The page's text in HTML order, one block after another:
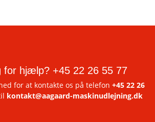
for hjælp? +45 22 26 55 77
for at kontakte os på telefon +45 22 26
kontakt@aagaard-maskinudlejning.dk